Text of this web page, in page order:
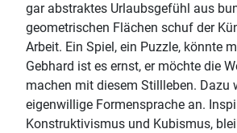
gar abstraktes Urlaubsgefühl aus
geometrischen Flächen schuf der
Arbeit. Ein Spiel, ein Puzzle, könnte
Gebhard ist es ernst, er möchte die
machen mit diesem Stillleben. Dazu
eigenwillige Formensprache an.
Konstruktivismus und Kubismus,